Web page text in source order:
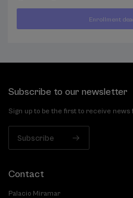
Enrollment
Subscribe to our newsletter
Sign up to be the first to receive news
Subscribe
Contact
Palacio Miramar